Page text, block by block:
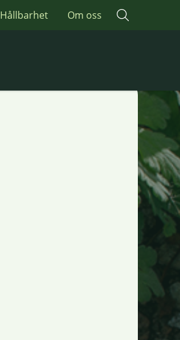
Hållbarhet Om oss